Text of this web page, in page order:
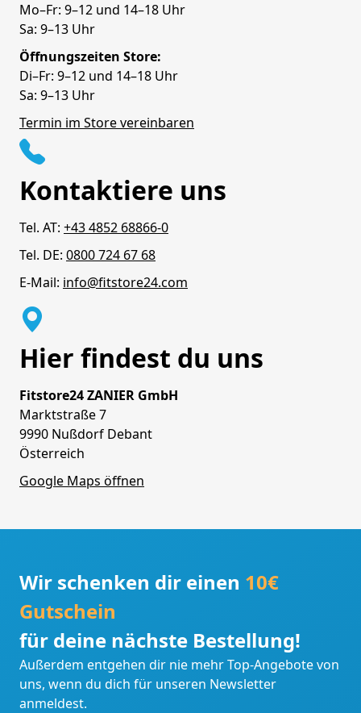
Mo–Fr: 9–12 und 14–18 Uhr
Sa: 9–13 Uhr
Öffnungszeiten Store:
Di–Fr: 9–12 und 14–18 Uhr
Sa: 9–13 Uhr
Termin im Store vereinbaren
Kontaktiere uns
Tel. AT: +43 4852 68866-0
Tel. DE: 0800 724 67 68
E-Mail: info@fitstore24.com
Hier findest du uns
Fitstore24 ZANIER GmbH
Marktstraße 7
9990 Nußdorf Debant
Österreich
Google Maps öffnen
Wir schenken dir einen 10€
Gutschein
für deine nächste Bestellung!
Außerdem entgehen dir nie mehr Top-Angebote von
uns, wenn du dich für unseren Newsletter
anmeldest.